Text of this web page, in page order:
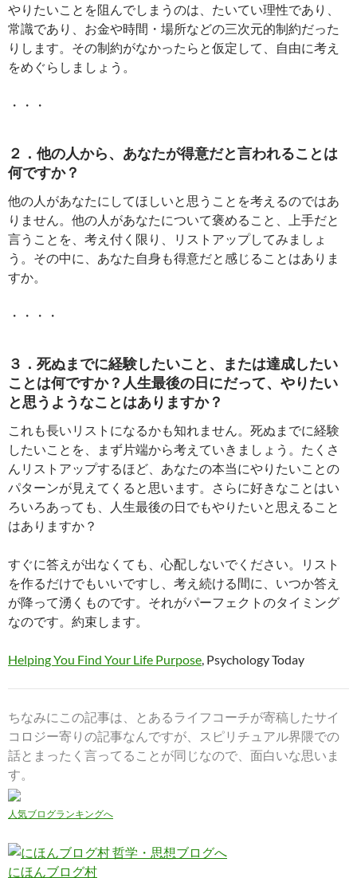
やりたいことを阻んでしまうのは、たいてい理性であり、
常識であり、お金や時間・場所などの三次元的制約だった
りします。その制約がなかったらと仮定して、自由に考え
をめぐらしましょう。
・・・
２．他の人から、あなたが得意だと言われることは
何ですか？
他の人があなたにしてほしいと思うことを考えるのではあ
りません。他の人があなたについて褒めること、上手だと
言うことを、考え付く限り、リストアップしてみましょ
う。その中に、あなた自身も得意だと感じることはありま
すか。
・・・・
３．死ぬまでに経験したいこと、または達成したい
ことは何ですか？人生最後の日にだって、やりたい
と思うようなことはありますか？
これも長いリストになるかも知れません。死ぬまでに経験
したいことを、まず片端から考えていきましょう。たくさ
んリストアップするほど、あなたの本当にやりたいことの
パターンが見えてくると思います。さらに好きなことはい
ろいろあっても、人生最後の日でもやりたいと思えること
はありますか？
すぐに答えが出なくても、心配しないでください。リスト
を作るだけでもいいですし、考え続ける間に、いつか答え
が降って湧くものです。それがパーフェクトのタイミング
なのです。約束します。
Helping You Find Your Life Purpose , Psychology Today
ちなみにこの記事は、とあるライフコーチが寄稿したサイ
コロジー寄りの記事なんですが、スピリチュアル界隈での
話とまったく言ってることが同じなので、面白いな思いま
す。
人気ブログランキングへ
にほんブログ村